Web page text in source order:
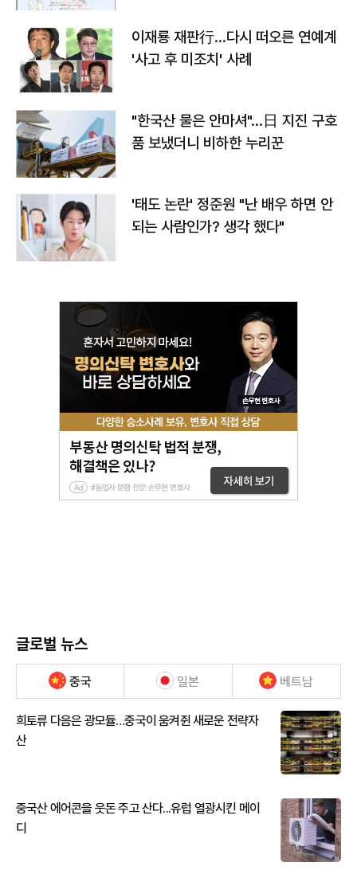
이재룡 재판行…다시 떠오른 연예계
'사고 후 미조치' 사례
"한국산 물은 안마셔"…日 지진 구호
품 보냈더니 비하한 누리꾼
'태도 논란' 정준원 "난 배우 하면 안
되는 사람인가? 생각 했다"
글로벌 뉴스
중국 일본 베트남
희토류 다음은 광모듈…중국이 움켜쥔 새로운 전략자
산
중국산 에어콘을 웃돈 주고 산다...유럽 열광시킨 메이
디